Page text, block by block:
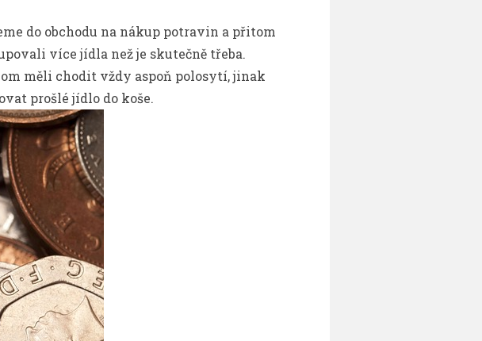
do obchodu na nákup potravin a přitom
více jídla než je skutečně třeba.
měli chodit vždy aspoň polosytí, jinak
prošlé jídlo do koše.